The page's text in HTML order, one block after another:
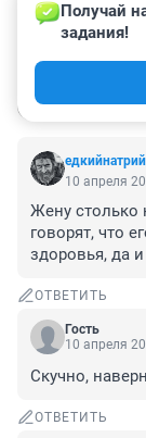
едкийнатрий
Получай
задания!
10 апреля
Жену столько
говорят, что
здоровья, да
ОТВЕТИТЬ
Гость
10 апреля
Скучно,
ОТВЕТИТЬ